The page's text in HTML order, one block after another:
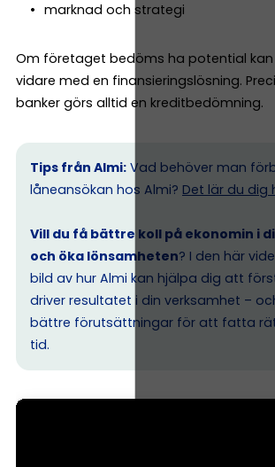
marknad och strategi
Om företaget bedöms ha potential
vidare med en finansieringslösning.
banker görs alltid en kreditbedömning.
Tips från Almi: Vad behöver man
låneansökan hos Almi? Det lär du dig
Vill du få bättre koll på ekonomin i
och öka lönsamheten? I den här
bild av hur Almi kan hjälpa dig att
driver resultatet i din verksamhet –
bättre förutsättningar för att fatta
tid.